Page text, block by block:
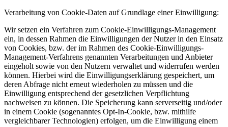
Verarbeitung von Cookie-Daten auf Grundlage einer Einwilligung:
Wir setzen ein Verfahren zum Cookie-Einwilligungs-Management
ein, in dessen Rahmen die Einwilligungen der Nutzer in den Einsatz
von Cookies, bzw. der im Rahmen des Cookie-Einwilligungs-
Management-Verfahrens genannten Verarbeitungen und Anbieter
eingeholt sowie von den Nutzern verwaltet und widerrufen werden
können. Hierbei wird die Einwilligungserklärung gespeichert, um
deren Abfrage nicht erneut wiederholen zu müssen und die
Einwilligung entsprechend der gesetzlichen Verpflichtung
nachweisen zu können. Die Speicherung kann serverseitig und/oder
in einem Cookie (sogenanntes Opt-In-Cookie, bzw. mithilfe
vergleichbarer Technologien) erfolgen, um die Einwilligung einem